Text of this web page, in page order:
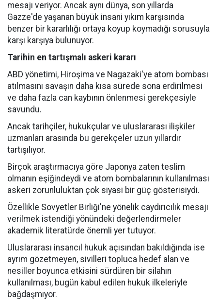
mesajı veriyor. Ancak aynı dünya, son yıllarda
Gazze'de yaşanan büyük insani yıkım karşısında
benzer bir kararlılığı ortaya koyup koymadığı sorusuyla
karşı karşıya bulunuyor.
Tarihin en tartışmalı askeri kararı
ABD yönetimi, Hiroşima ve Nagazaki'ye atom bombası
atılmasını savaşın daha kısa sürede sona erdirilmesi
ve daha fazla can kaybının önlenmesi gerekçesiyle
savundu.
Ancak tarihçiler, hukukçular ve uluslararası ilişkiler
uzmanları arasında bu gerekçeler uzun yıllardır
tartışılıyor.
Birçok araştırmacıya göre Japonya zaten teslim
olmanın eşiğindeydi ve atom bombalarının kullanılması
askeri zorunluluktan çok siyasi bir güç gösterisiydi.
Özellikle Sovyetler Birliği'ne yönelik caydırıcılık mesajı
verilmek istendiği yönündeki değerlendirmeler
akademik literatürde önemli yer tutuyor.
Uluslararası insancıl hukuk açısından bakıldığında ise
ayrım gözetmeyen, sivilleri topluca hedef alan ve
nesiller boyunca etkisini sürdüren bir silahın
kullanılması, bugün kabul edilen hukuk ilkeleriyle
bağdaşmıyor.